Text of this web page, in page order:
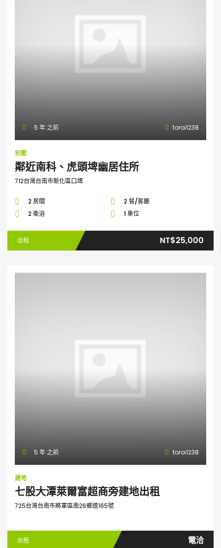
5 年 之前 toroi1238
別墅
鄰近南科、虎頭埤幽居住所
712台灣台南市新化區口埤
2 房間
2 餐/客廳
2 衛浴
1 車位
出租 NT$25,000
5 年 之前 toroi1238
建地
七股大潭萊爾富超商旁建地出租
725台灣台南市將軍區南26鄉道165號
出租 電洽